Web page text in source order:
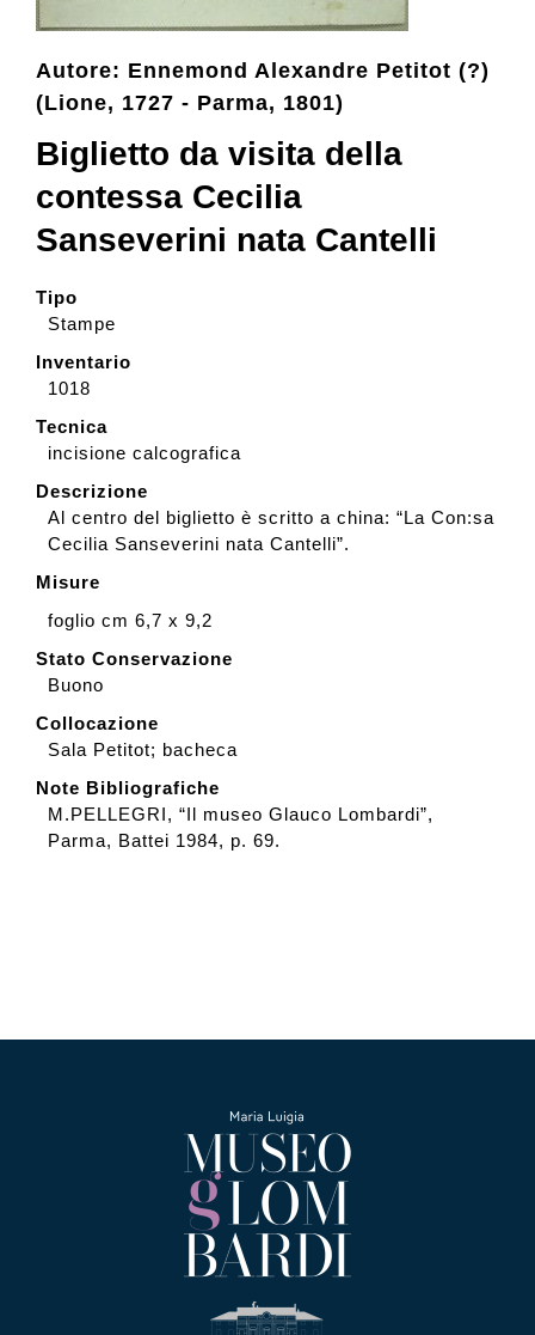
Collezione
Contatti e biglietti
Accessibilità
Dona
Cerca
English
Autore: Ennemond Alexandre Petitot (?)
(Lione, 1727 - Parma, 1801)
Biglietto da visita della
contessa Cecilia
Sanseverini nata Cantelli
Tipo
Stampe
Inventario
1018
Tecnica
incisione calcografica
Descrizione
Al centro del biglietto è scritto a china: “La Con:sa
Cecilia Sanseverini nata Cantelli”.
Misure
foglio cm 6,7 x 9,2
Stato Conservazione
Buono
Collocazione
Sala Petitot; bacheca
Note Bibliografiche
M.PELLEGRI, “Il museo Glauco Lombardi”,
Parma, Battei 1984, p. 69.